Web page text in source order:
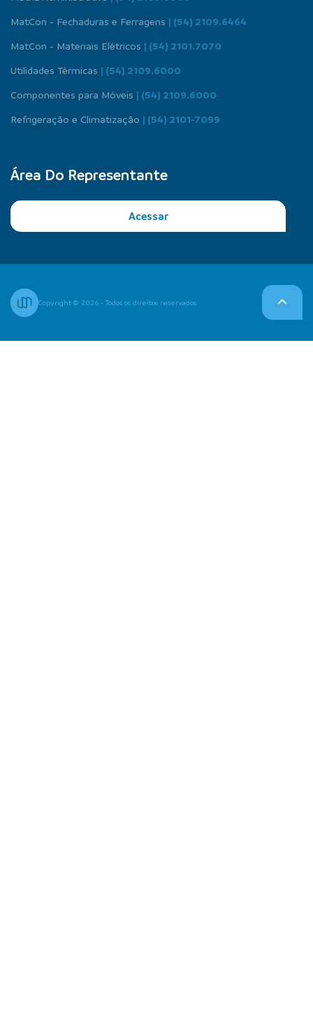
MatCon - Fechaduras e Ferragens | (54) 2109.6464
MatCon - Materiais Elétricos | (54) 2101.7070
Utilidades Térmicas | (54) 2109.6000
Componentes para Móveis | (54) 2109.6000
Refrigeração e Climatização | (54) 2101-7099
Área Do Representante
Acessar
Copyright © 2026 - Todos os direitos reservados.